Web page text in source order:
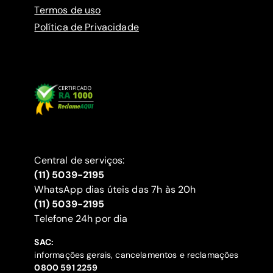
Termos de uso
Política de Privacidade
Central de serviços:
(11) 5039-2195
WhatsApp dias úteis das 7h às 20h
(11) 5039-2195
‍Telefone 24h por dia
SAC:
informações gerais, cancelamentos e reclamações
‍0800 591 2259